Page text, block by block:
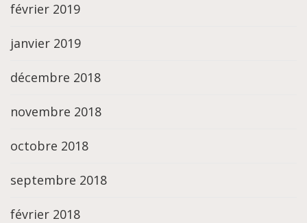
février 2019
janvier 2019
décembre 2018
novembre 2018
octobre 2018
septembre 2018
février 2018